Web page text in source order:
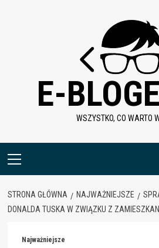
E-
WSZYSTKO, CO WARTO
Menu
STRONA GŁÓWNA NAJWAŻNIEJSZE
DONALDA TUSKA W ZWIĄZKU Z
Najważniejsze